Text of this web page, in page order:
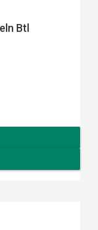
Btl